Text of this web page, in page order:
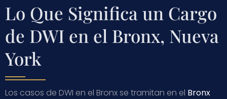
Lo Que Significa un Cargo
de DWI en el Bronx, Nueva
York
Los casos de DWI en el Bronx se tramitan en el Bronx